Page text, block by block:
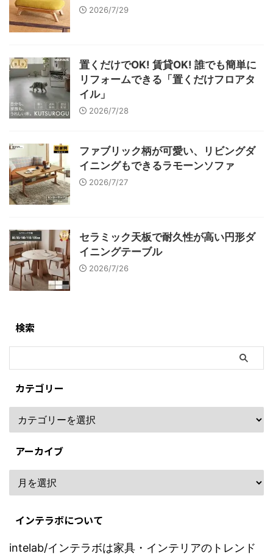
2026/7/29
置くだけでOK! 賃貸OK! 誰でも簡単に
リフォームできる「置くだけフロアタ
イル」
2026/7/28
ファブリック柄が可愛い、リビングダ
イニングもできるラモーンソファ
2026/7/27
セラミック天板で耐久性が高い円形ダ
イニングテーブル
2026/7/26
検索
カテゴリー
アーカイブ
インテラボについて
intelab/インテラボは家具・インテリアのトレンド